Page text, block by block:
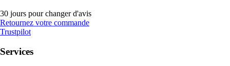
30 jours pour changer d'avis
Retournez votre commande
Trustpilot
Services